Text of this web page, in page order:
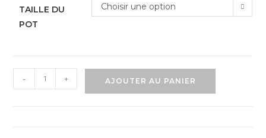
TAILLE DU
POT
Choisir une option
- + AJOUTER AU PANIER